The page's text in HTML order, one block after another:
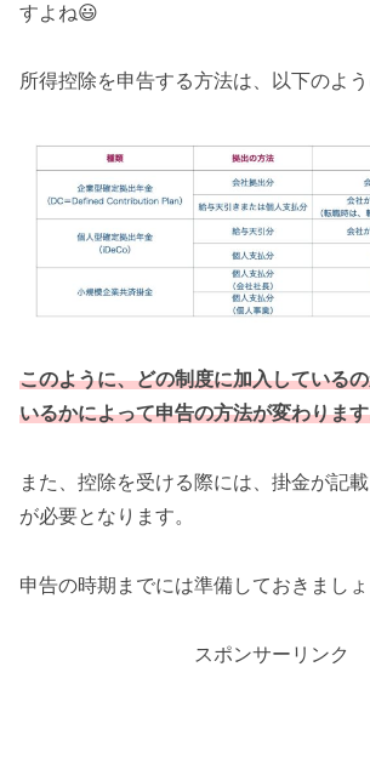
すよね😃
所得控除を申告する方法は、以下のよう
このように、どの制度に加入している
いるかによって申告の方法が変わりま
また、控除を受ける際には、掛金が記
が必要となります。
申告の時期までには準備しておきまし
スポンサーリンク